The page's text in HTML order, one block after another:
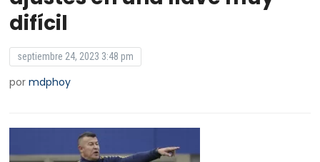
difícil
septiembre 24, 2023 3:48 pm
pormdphoy